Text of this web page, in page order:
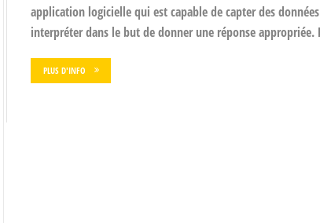
application logicielle qui est capable de capter des
interpréter dans le but de donner une réponse appropriée.
PLUS D'INFO